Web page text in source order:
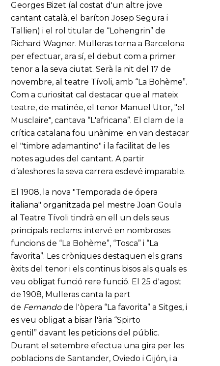
Georges Bizet (al costat d'un altre jove
cantant català, el baríton Josep Segura i
Tallien) i el rol titular de “Lohengrin” de
Richard Wagner. Mulleras torna a Barcelona
per efectuar, ara sí, el debut com a primer
tenor a la seva ciutat. Serà la nit del 17 de
novembre, al teatre Tívoli, amb “La Bohème”.
Com a curiositat cal destacar que al mateix
teatre, de matinée, el tenor Manuel Utor, "el
Musclaire", cantava “L'africana”. El clam de la
crítica catalana fou unànime: en van destacar
el "timbre adamantino" i la facilitat de les
notes agudes del cantant. A partir
d’aleshores la seva carrera esdevé imparable.
El 1908, la nova "Temporada de ópera
italiana" organitzada pel mestre Joan Goula
al Teatre Tívoli tindrà en ell un dels seus
principals reclams: intervé en nombroses
funcions de “La Bohème”, “Tosca” i “La
favorita”. Les cròniques destaquen els grans
èxits del tenor i els continus bisos als quals es
veu obligat funció rere funció. El 25 d'agost
de 1908, Mulleras canta la part
de Fernandode l'òpera “La favorita” a Sitges, i
es veu obligat a bisar l'ària “Spirto
gentil” davant les peticions del públic.
Durant el setembre efectua una gira per les
poblacions de Santander, Oviedo i Gijón, i a